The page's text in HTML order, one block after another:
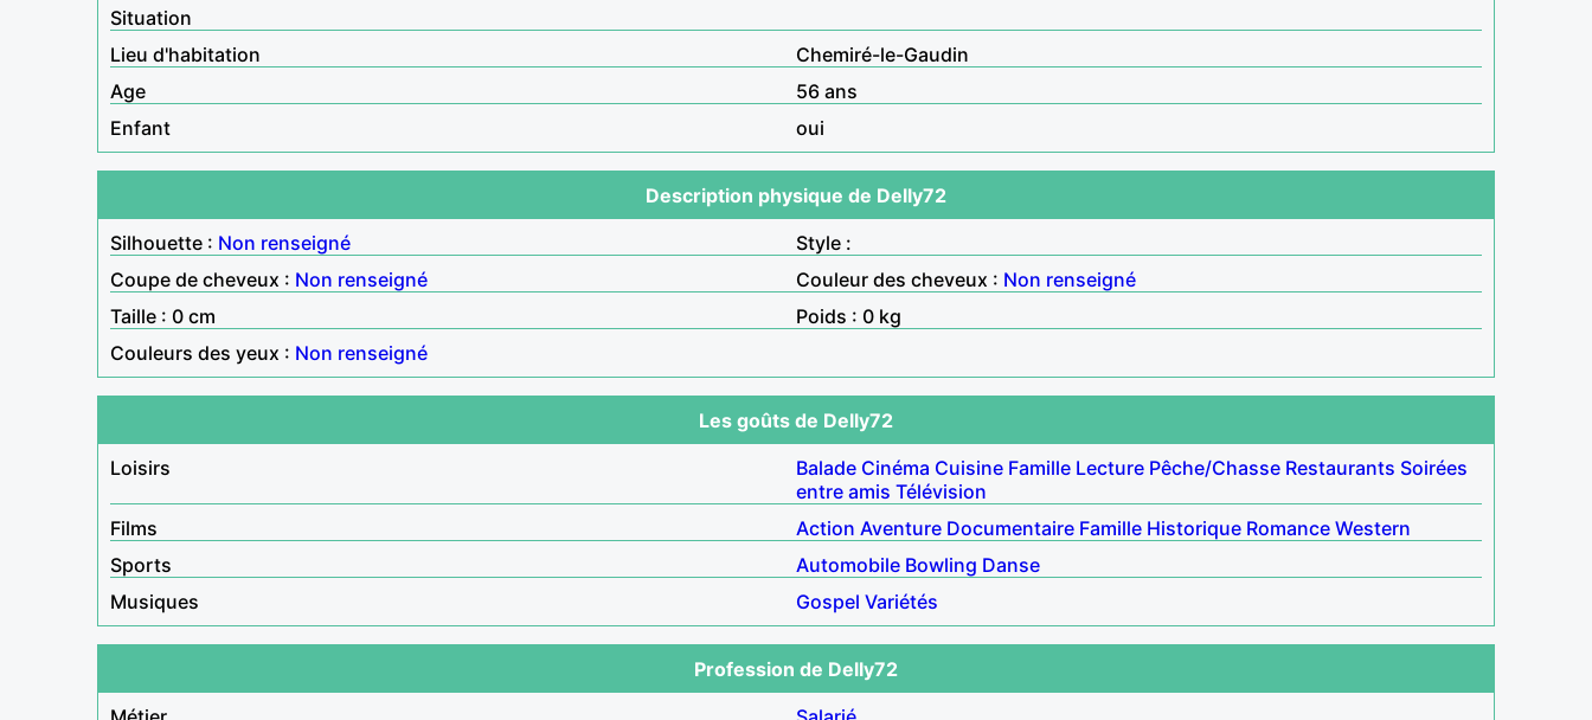
Situation
Lieu d'habitation
Chemiré-le-Gaudin
Age
56 ans
Enfant
oui
Description physique de Delly72
Silhouette : Non renseigné
Style :
Coupe de cheveux : Non renseigné Couleur des cheveux : Non renseigné
Taille : 0 cm
Poids : 0 kg
Couleurs des yeux : Non renseigné
Les goûts de Delly72
Loisirs
Balade Cinéma Cuisine Famille Lecture Pêche/Chasse Restaurants Soirées
entre amis Télévision
Films
Action Aventure Documentaire Famille Historique Romance Western
Sports
Automobile Bowling Danse
Musiques
Gospel Variétés
Profession de Delly72